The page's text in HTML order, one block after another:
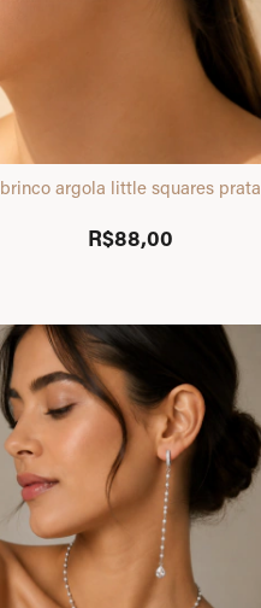
brinco argola little squares prata
R$88,00